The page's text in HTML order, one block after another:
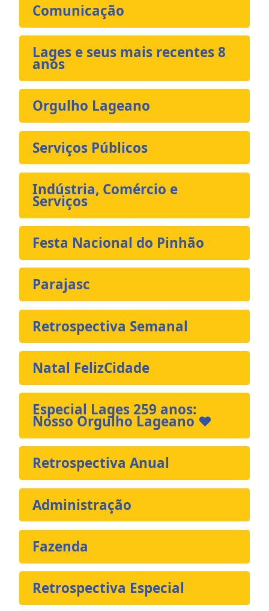
Comunicação
Lages e seus mais recentes 8
anos
Orgulho Lageano
Serviços Públicos
Indústria, Comércio e
Serviços
Festa Nacional do Pinhão
Parajasc
Retrospectiva Semanal
Natal FelizCidade
Especial Lages 259 anos:
Nosso Orgulho Lageano ❤️
Retrospectiva Anual
Administração
Fazenda
Retrospectiva Especial